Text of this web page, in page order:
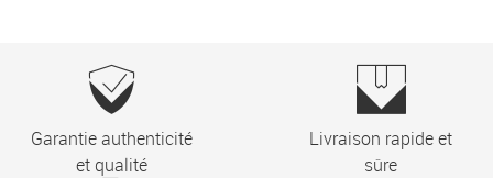
Garantie authenticité
et qualité
Livraison rapide et
sûre